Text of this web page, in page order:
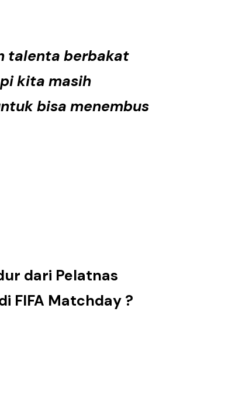
talenta berbakat
kita masih
bisa menembus
dari Pelatnas
FIFA Matchday ?